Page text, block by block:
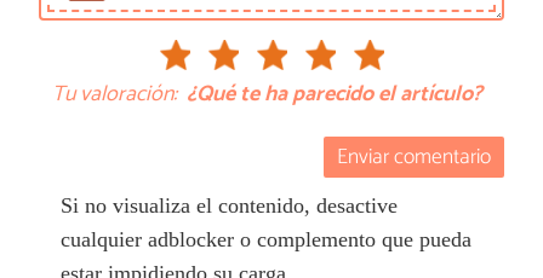
Tu valoración: ¿Qué te ha parecido el artículo?
Enviar comentario
Si no visualiza el contenido, desactive
cualquier adblocker o complemento que pueda
estar impidiendo su carga.